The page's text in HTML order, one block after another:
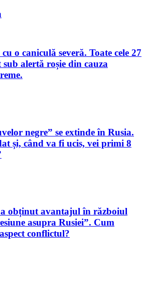
o caniculă severă. Toate cele 27
sub alertă roșie din cauza
negre” se extinde în Rusia.
și, când va fi ucis, vei primi 8
obținut avantajul în războiul
asupra Rusiei”. Cum
conflictul?